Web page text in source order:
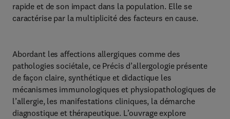
rapide et de son impact dans la population. Elle se
caractérise par la multiplicité des facteurs en cause.
Abordant les affections allergiques comme des
pathologies sociétale, ce Précis d’allergologie présente
de façon claire, synthétique et didactique les
mécanismes immunologiques et physiopathologiques de
l’allergie, les manifestations cliniques, la démarche
diagnostique et thérapeutique. L’ouvrage explore